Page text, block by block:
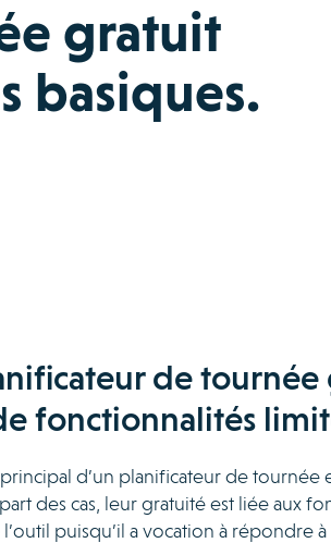
gratuit
basiques.
de tournée
fonctionnalités
principal d’un planificateur de tournée
des cas, leur gratuité est liée aux
puisqu’il a vocation à répondre